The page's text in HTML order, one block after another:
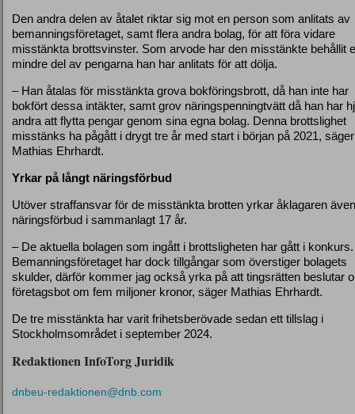
Den andra delen av åtalet riktar sig mot en person som anlitats av
bemanningsföretaget, samt flera andra bolag, för att föra vidare
misstänkta brottsvinster. Som arvode har den misstänkte behållit
mindre del av pengarna han har anlitats för att dölja.
– Han åtalas för misstänkta grova bokföringsbrott, då han inte har
bokfört dessa intäkter, samt grov näringspenningtvätt då han har
andra att flytta pengar genom sina egna bolag. Denna brottslighet
misstänks ha pågått i drygt tre år med start i början på 2021, säger
Mathias Ehrhardt.
Yrkar på långt näringsförbud
Utöver straffansvar för de misstänkta brotten yrkar åklagaren
näringsförbud i sammanlagt 17 år.
– De aktuella bolagen som ingått i brottsligheten har gått i konkurs.
Bemanningsföretaget har dock tillgångar som överstiger bolagets
skulder, därför kommer jag också yrka på att tingsrätten beslutar
företagsbot om fem miljoner kronor, säger Mathias Ehrhardt.
De tre misstänkta har varit frihetsberövade sedan ett tillslag i
Stockholmsområdet i september 2024.
Redaktionen InfoTorg Juridik
dnbeu-redaktionen@dnb.com